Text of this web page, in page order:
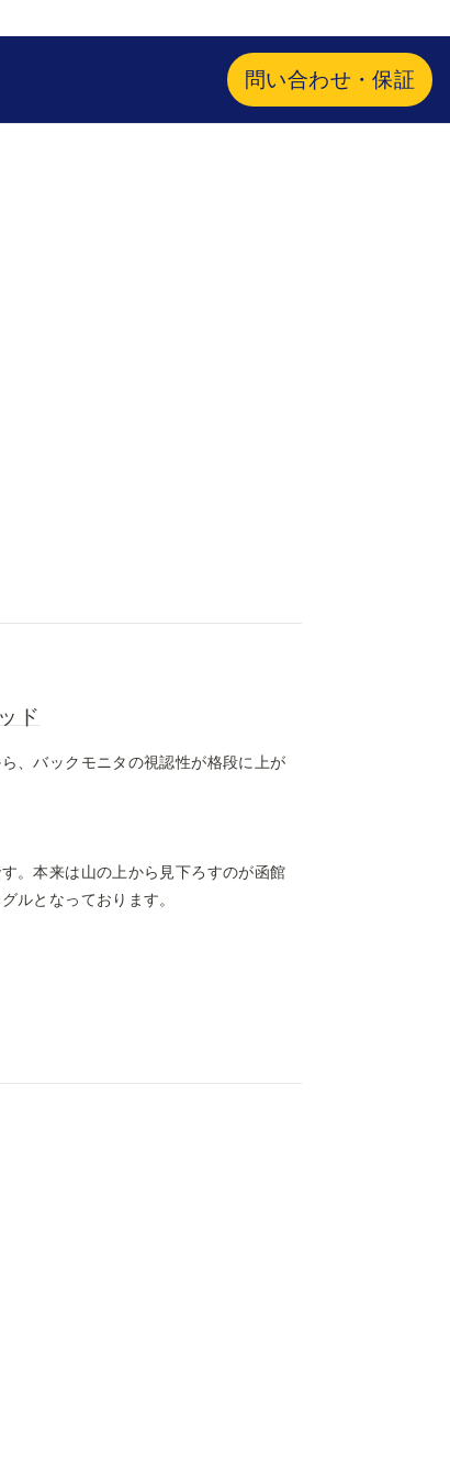
問い合わせ・保証
ド
、バックモニタの視認性が格段に上が
。本来は山の上から見下ろすのが函館
ルとなっております。